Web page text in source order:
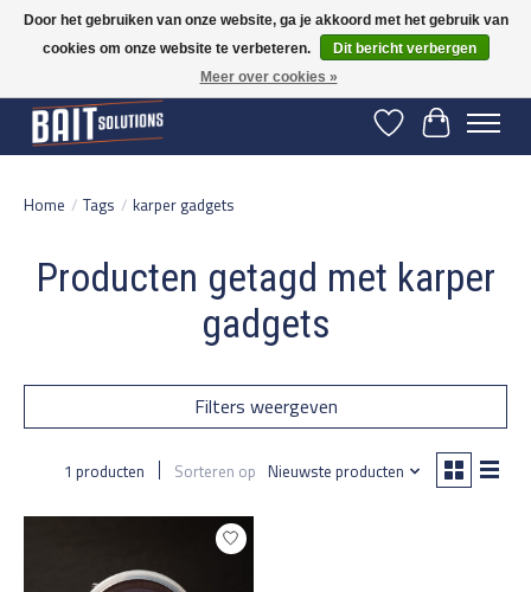
Gratis verzending vanaf 50 euro binnen NL | Op voorraad binnen 2-5 werkdagen
verzonden | België vanaf 70 euro gratis verzonden
Verlanglijst
Home / Tags / karper gadgets
Producten getagd met karper
gadgets
Filters weergeven
1 producten Sorteren op Nieuwste producten
Door het gebruiken van onze website, ga je akkoord met het gebruik van
cookies om onze website te verbeteren.
Dit bericht verbergen
Meer over cookies »